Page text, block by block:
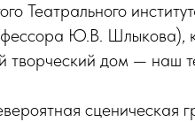
Театрального
Ю.В. Шлыкова),
творческий дом — наш
сценическая